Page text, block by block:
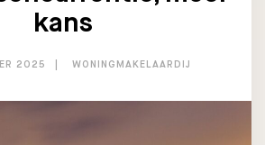
kans
2025 WONINGMAKELAARDIJ